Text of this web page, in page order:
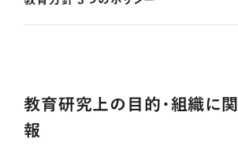
教育研究上の目的・組織に
報